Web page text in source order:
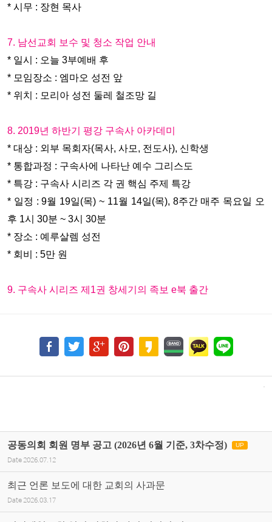
* 시무 : 장현 목사
7. 남선교회 보수 및 청소 작업 안내
* 일시 : 오늘 3부예배 후
* 모임장소 : 엠마오 성전 앞
* 위치 : 모리아 성전 둘레 철조망 길
8. 2019년 하반기 평강 구속사 아카데미
* 대상 : 외부 목회자(목사, 사모, 전도사), 신학생
* 통합과정 : 구속사에 나타난 예수 그리스도
* 특강 : 구속사 시리즈 각 권 핵심 주제 특강
* 일정 : 9월 19일(목) ~ 11월 14일(목), 8주간 매주 목요일 오
후 1시 30분 ~ 3시 30분
* 장소 : 예루살렘 성전
* 회비 : 5만 원
9. 구속사 시리즈 제1권 창세기의 족보 e북 출간
공동의회 회원 명부 공고 (2026년 6월 기준, 3차수정) UP
Date 2026.07.12
최근 언론 보도에 대한 교회의 사과문
Date 2026.03.17